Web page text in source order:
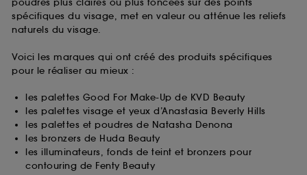
poudres plus claires ou plus foncées sur des points
spécifiques du visage, met en valeur ou atténue les reliefs
naturels du visage.
Voici les marques qui ont créé des produits spécifiques
pour le réaliser au mieux :
les palettes Good For Make-Up de KVD Beauty
les palettes visage et yeux d’Anastasia Beverly Hills
les palettes et poudres de Natasha Denona
les bronzers de Huda Beauty
les illuminateurs, fonds de teint et bronzers pour
contouring de Fenty Beauty